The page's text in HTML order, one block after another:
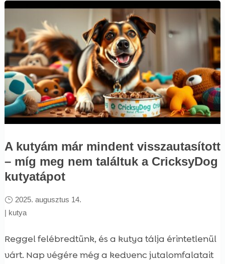
A kutyám már mindent visszautasított
– míg meg nem találtuk a CricksyDog
kutyatápot
2025. augusztus 14.
| kutya
Reggel felébredtünk, és a kutya tálja érintetlenül
várt. Nap végére még a kedvenc jutalomfalatait